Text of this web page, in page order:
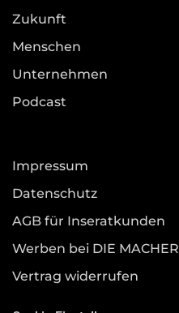
Zukunft
Menschen
Unternehmen
Podcast
Impressum
Datenschutz
AGB für Inseratkunden
Werben bei DIE MACHER
Vertrag widerrufen